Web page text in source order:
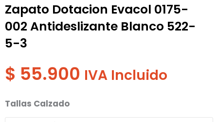
Zapato Dotacion Evacol 0175-
002 Antideslizante Blanco 522-
5-3
$ 55.900 IVA Incluido
Tallas Calzado
Zapato
Dotacion